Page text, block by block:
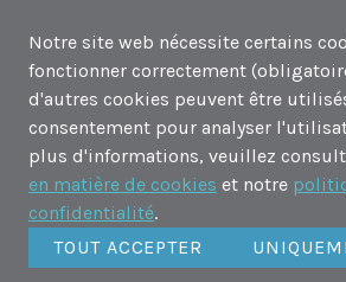
Notre site web nécessite certains
fonctionner correctement
d'autres cookies peuvent être
consentement pour analyser
plus d'informations, veuillez
en matière de cookies et notre
confidentialité.
TOUT ACCEPTER